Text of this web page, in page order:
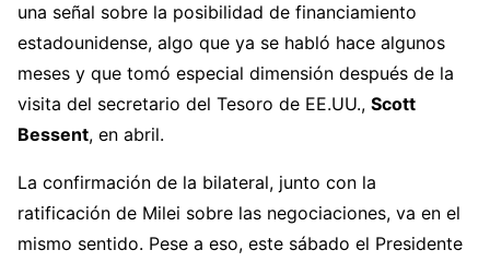
una señal sobre la posibilidad de financiamiento
estadounidense, algo que ya se habló hace algunos
meses y que tomó especial dimensión después de la
visita del secretario del Tesoro de EE.UU., Scott
Bessent, en abril.
La confirmación de la bilateral, junto con la
ratificación de Milei sobre las negociaciones, va en el
mismo sentido. Pese a eso, este sábado el Presidente